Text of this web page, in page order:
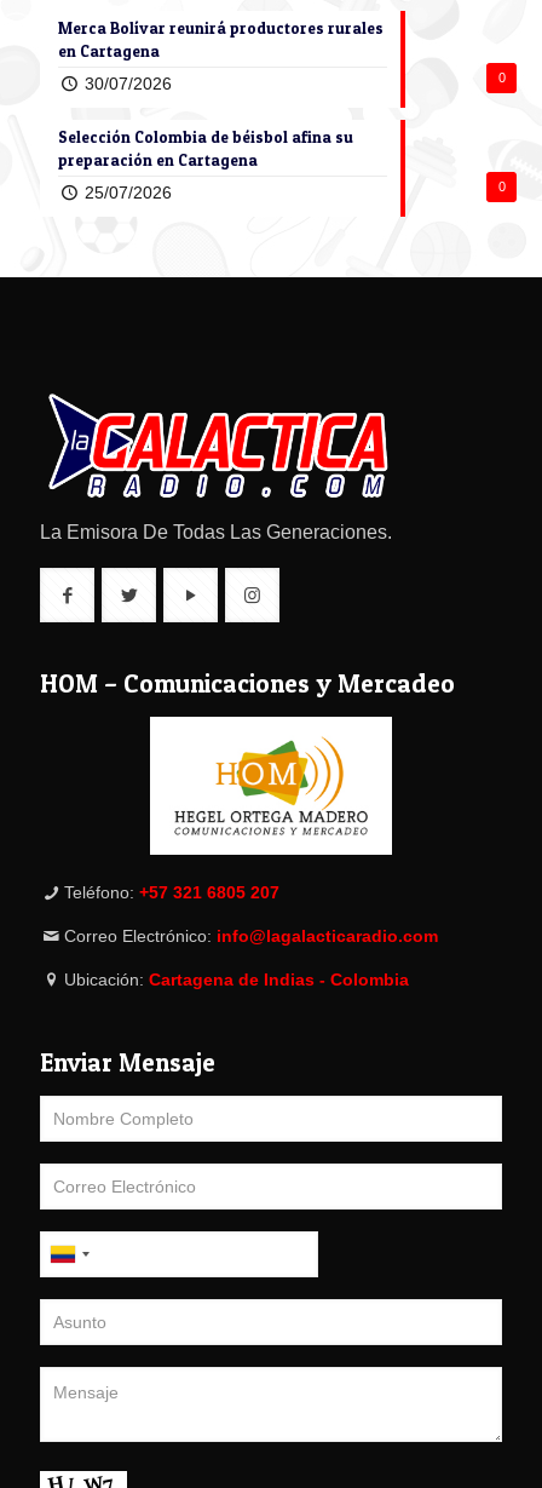
0
Merca Bolívar reunirá productores rurales
en Cartagena
30/07/2026
0
Selección Colombia de béisbol afina su
preparación en Cartagena
25/07/2026
La Emisora De Todas Las Generaciones.
HOM – Comunicaciones y Mercadeo
Teléfono: +57 321 6805 207
Correo Electrónico: info@lagalacticaradio.com
Ubicación: Cartagena de Indias - Colombia
Enviar Mensaje